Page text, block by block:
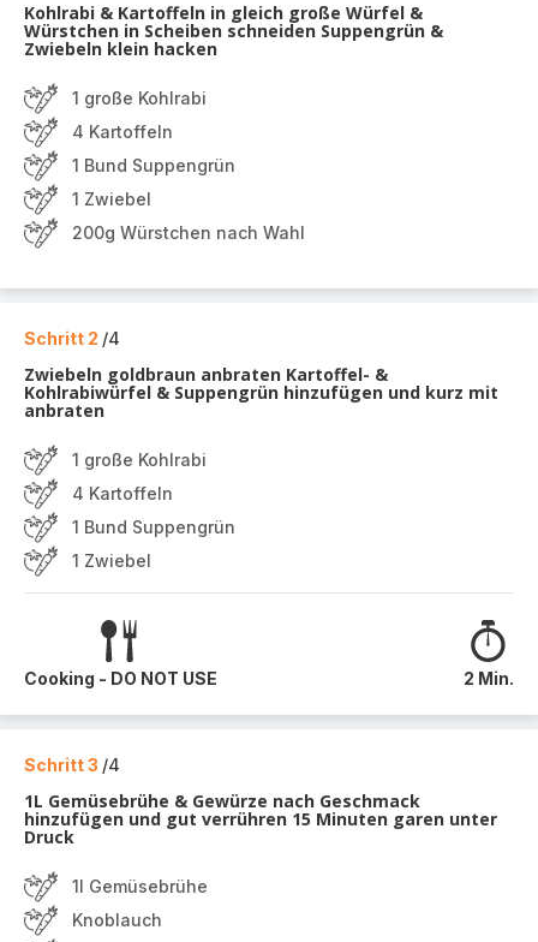
Kohlrabi & Kartoffeln in gleich große Würfel &
Würstchen in Scheiben schneiden Suppengrün &
Zwiebeln klein hacken
1 große Kohlrabi
4 Kartoffeln
1 Bund Suppengrün
1 Zwiebel
200g Würstchen nach Wahl
Schritt 2 /4
Zwiebeln goldbraun anbraten Kartoffel- &
Kohlrabiwürfel & Suppengrün hinzufügen und kurz mit
anbraten
1 große Kohlrabi
4 Kartoffeln
1 Bund Suppengrün
1 Zwiebel
Cooking - DO NOT USE 2 Min.
Schritt 3 /4
1L Gemüsebrühe & Gewürze nach Geschmack
hinzufügen und gut verrühren 15 Minuten garen unter
Druck
1l Gemüsebrühe
Knoblauch